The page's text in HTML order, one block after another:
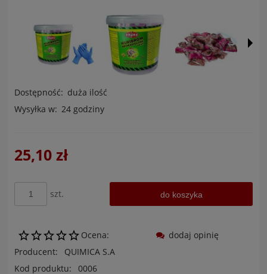
Dostępność: duża ilość
Wysyłka w: 24 godziny
25,10 zł
szt. do koszyka
Ocena:
Producent:
QUIMICA S.A
Kod produktu:
0006
dodaj opinię